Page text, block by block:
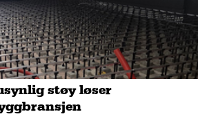
smiler han.
fornøyd, er Sør Bygg veldig fornøyde.
vært at kundene skal være fornøyde
fornøyd, og vi skal ta alle seriøst –
et vindu!
støy løser